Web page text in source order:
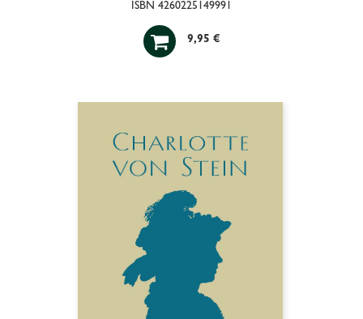
ISBN 4260225149991
 9,95 €